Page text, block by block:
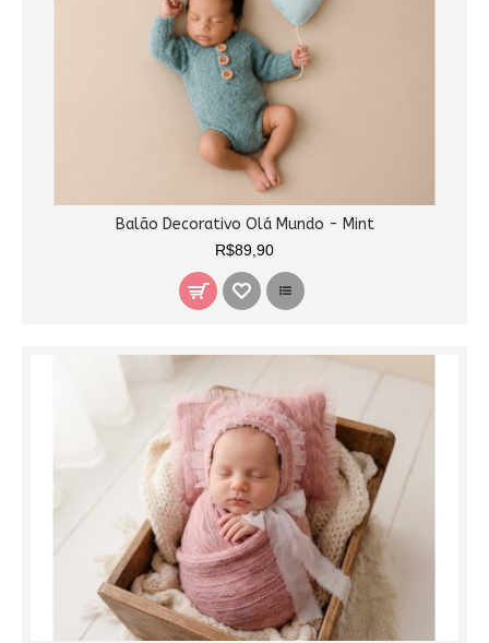
Balão Decorativo Olá Mundo - Mint
R$89,90